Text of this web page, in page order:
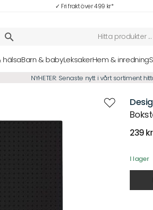
✓ Fri frakt över 499 kr*
hälsaBarn & babyLeksakerHem & inredning
NYHETER: Senaste nytt i vårt sortiment
239 kr
I lager